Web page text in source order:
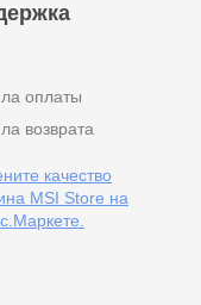
оплаты
возврата